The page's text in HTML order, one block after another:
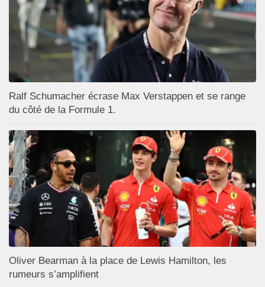
Ralf Schumacher écrase Max Verstappen et se range
du côté de la Formule 1.
Oliver Bearman à la place de Lewis Hamilton, les
rumeurs s’amplifient